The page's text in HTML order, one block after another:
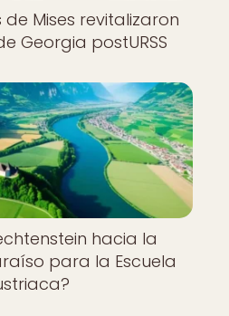
Mises revitalizaron
Georgia postURSS
hacia la
para la Escuela